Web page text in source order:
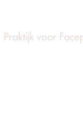
Praktijk voor